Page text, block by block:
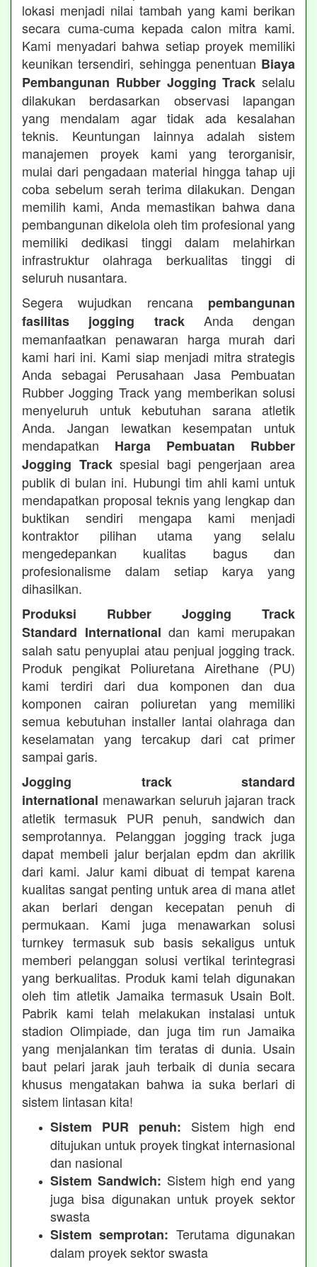
lokasi menjadi nilai tambah yang kami berikan
secara cuma-cuma kepada calon mitra kami.
Kami menyadari bahwa setiap proyek memiliki
keunikan tersendiri, sehingga penentuan Biaya
Pembangunan Rubber Jogging Track selalu
dilakukan berdasarkan observasi lapangan
yang mendalam agar tidak ada kesalahan
teknis. Keuntungan lainnya adalah sistem
manajemen proyek kami yang terorganisir,
mulai dari pengadaan material hingga tahap uji
coba sebelum serah terima dilakukan. Dengan
memilih kami, Anda memastikan bahwa dana
pembangunan dikelola oleh tim profesional yang
memiliki dedikasi tinggi dalam melahirkan
infrastruktur olahraga berkualitas tinggi di
seluruh nusantara.
Segera wujudkan rencana pembangunan
fasilitas jogging trackAnda dengan
memanfaatkan penawaran harga murah dari
kami hari ini. Kami siap menjadi mitra strategis
Anda sebagai Perusahaan Jasa Pembuatan
Rubber Jogging Track yang memberikan solusi
menyeluruh untuk kebutuhan sarana atletik
Anda. Jangan lewatkan kesempatan untuk
mendapatkan Harga Pembuatan Rubber
Jogging Trackspesial bagi pengerjaan area
publik di bulan ini. Hubungi tim ahli kami untuk
mendapatkan proposal teknis yang lengkap dan
buktikan sendiri mengapa kami menjadi
kontraktor pilihan utama yang selalu
mengedepankan kualitas bagus dan
profesionalisme dalam setiap karya yang
dihasilkan.
Produksi Rubber Jogging Track
Standard International dan kami merupakan
salah satu penyuplai atau penjual jogging track.
Produk pengikat Poliuretana Airethane (PU)
kami terdiri dari dua komponen dan dua
komponen cairan poliuretan yang memiliki
semua kebutuhan installer lantai olahraga dan
keselamatan yang tercakup dari cat primer
sampai garis.
Jogging track standard
international menawarkan seluruh jajaran track
atletik termasuk PUR penuh, sandwich dan
semprotannya. Pelanggan jogging track juga
dapat membeli jalur berjalan epdm dan akrilik
dari kami. Jalur kami dibuat di tempat karena
kualitas sangat penting untuk area di mana atlet
akan berlari dengan kecepatan penuh di
permukaan. Kami juga menawarkan solusi
turnkey termasuk sub basis sekaligus untuk
memberi pelanggan solusi vertikal terintegrasi
yang berkualitas. Produk kami telah digunakan
oleh tim atletik Jamaika termasuk Usain Bolt.
Pabrik kami telah melakukan instalasi untuk
stadion Olimpiade, dan juga tim run Jamaika
yang menjalankan tim teratas di dunia. Usain
baut pelari jarak jauh terbaik di dunia secara
khusus mengatakan bahwa ia suka berlari di
sistem lintasan kita!
Sistem PUR penuh: Sistem high end
ditujukan untuk proyek tingkat internasional
dan nasional
Sistem Sandwich: Sistem high end yang
juga bisa digunakan untuk proyek sektor
swasta
Sistem semprotan: Terutama digunakan
dalam proyek sektor swasta